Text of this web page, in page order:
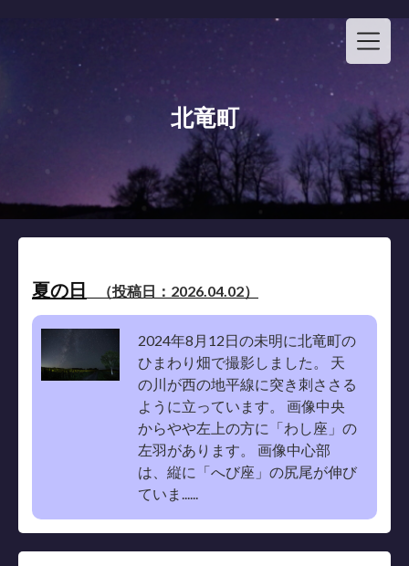
北竜町
夏の日 （投稿日：2026.04.02）
2024年8月12日の未明に北竜町の
ひまわり畑で撮影しました。 天
の川が西の地平線に突き刺ささる
ように立っています。 画像中央
からやや左上の方に「わし座」の
左羽があります。 画像中心部
は、縦に「へび座」の尻尾が伸び
ていま......